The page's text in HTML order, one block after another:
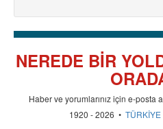
NEREDE BİR
Haber ve yorumlarınız için e-posta
1920 - 2026 • TÜRKİYE